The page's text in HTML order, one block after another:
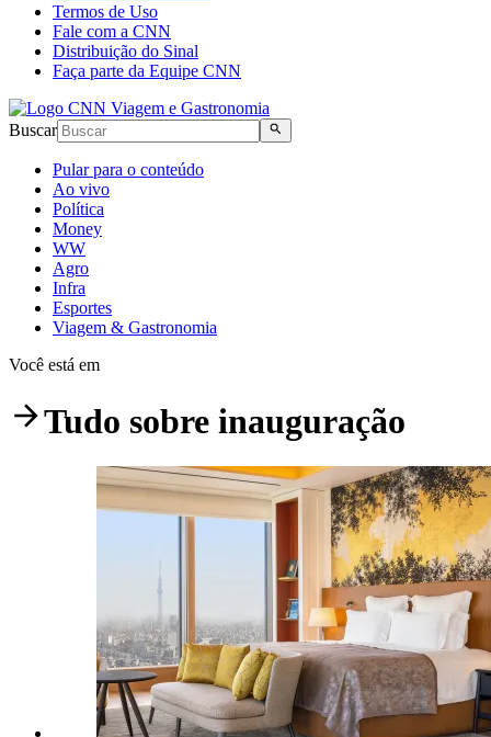
Termos de Uso
Fale com a CNN
Distribuição do Sinal
Faça parte da Equipe CNN
Buscar
Pular para o conteúdo
Ao vivo
Política
Money
WW
Agro
Infra
Esportes
Viagem & Gastronomia
Você está em
Tudo sobre inauguração